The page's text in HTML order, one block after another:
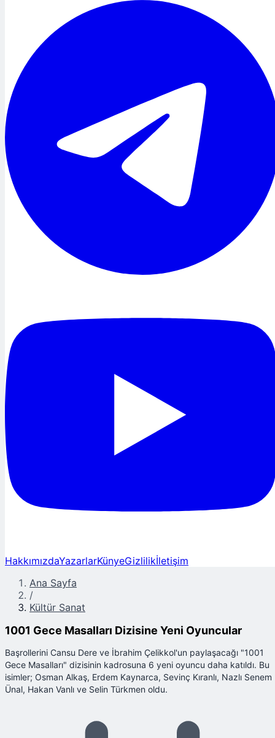
HakkımızdaYazarlarKünyeGizlilikİletişim
Ana Sayfa
/
Kültür Sanat
1001 Gece Masalları Dizisine Yeni Oyuncular
Başrollerini Cansu Dere ve İbrahim Çelikkol'un paylaşacağı "1001
Gece Masalları" dizisinin kadrosuna 6 yeni oyuncu daha katıldı. Bu
isimler; Osman Alkaş, Erdem Kaynarca, Sevinç Kıranlı, Nazlı Senem
Ünal, Hakan Vanlı ve Selin Türkmen oldu.